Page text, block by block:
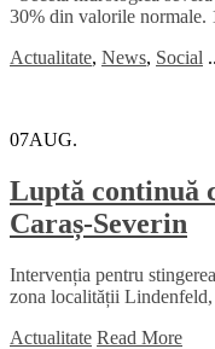
30% din valorile normale.
Actualitate, News, Social
07AUG.
Luptă continuă
Caraș-Severin
Intervenția pentru
zona localității
Actualitate Read More